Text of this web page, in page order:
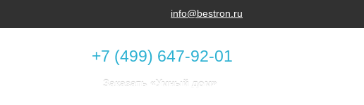
info@bestron.ru
+7 (499) 647-92-01
Заказать «Умный дом»